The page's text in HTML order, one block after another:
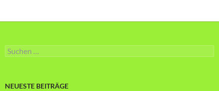
Suche
nach:
NEUESTE BEITRÄGE